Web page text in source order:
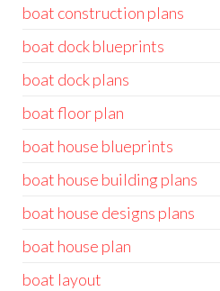
boat construction plans
boat dock blueprints
boat dock plans
boat floor plan
boat house blueprints
boat house building plans
boat house designs plans
boat house plan
boat layout